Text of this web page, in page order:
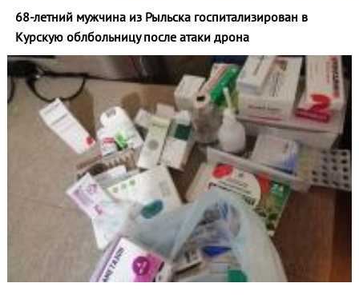
68-летний мужчина из Рыльска госпитализирован в
Курскую облбольницу после атаки дрона